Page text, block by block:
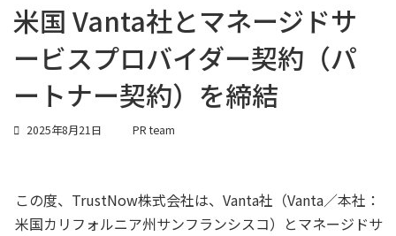
米国 Vanta社とマネージドサ
ービスプロバイダー契約（パ
ートナー契約）を締結
2025年8月21日 PR team
この度、TrustNow株式会社は、Vanta社（Vanta／本社：
米国カリフォルニア州サンフランシスコ）とマネージドサ